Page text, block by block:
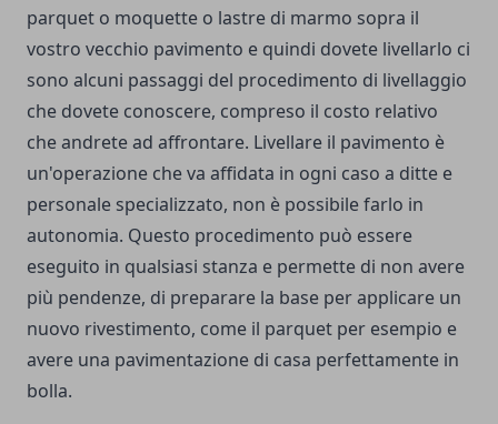
parquet o moquette o lastre di marmo sopra il
vostro vecchio pavimento e quindi dovete livellarlo ci
sono alcuni passaggi del procedimento di livellaggio
che dovete conoscere, compreso il costo relativo
che andrete ad affrontare. Livellare il pavimento è
un'operazione che va affidata in ogni caso a ditte e
personale specializzato, non è possibile farlo in
autonomia. Questo procedimento può essere
eseguito in qualsiasi stanza e permette di non avere
più pendenze, di preparare la base per applicare un
nuovo rivestimento, come il parquet per esempio e
avere una pavimentazione di casa perfettamente in
bolla.